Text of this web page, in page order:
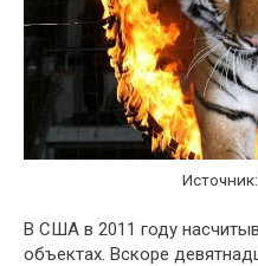
В США в 2011 году
объектах. Вскоре